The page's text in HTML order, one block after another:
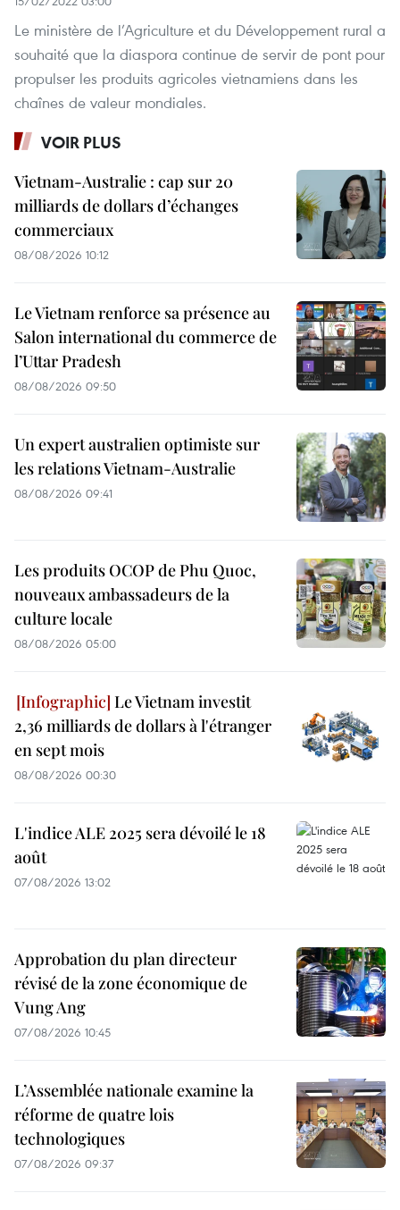
Le ministère de l’Agriculture et du Développement rural a
souhaité que la diaspora continue de servir de pont pour
propulser les produits agricoles vietnamiens dans les
chaînes de valeur mondiales.
VOIR PLUS
Vietnam-Australie : cap sur 20
milliards de dollars d’échanges
commerciaux
08/08/2026 10:12
Le Vietnam renforce sa présence au
Salon international du commerce de
l’Uttar Pradesh
08/08/2026 09:50
Un expert australien optimiste sur
les relations Vietnam-Australie
08/08/2026 09:41
Les produits OCOP de Phu Quoc,
nouveaux ambassadeurs de la
culture locale
08/08/2026 05:00
Le Vietnam investit
2,36 milliards de dollars à l'étranger
en sept mois
08/08/2026 00:30
L'indice ALE 2025 sera dévoilé le 18
août
07/08/2026 13:02
Approbation du plan directeur
révisé de la zone économique de
Vung Ang
07/08/2026 10:45
L’Assemblée nationale examine la
réforme de quatre lois
technologiques
07/08/2026 09:37